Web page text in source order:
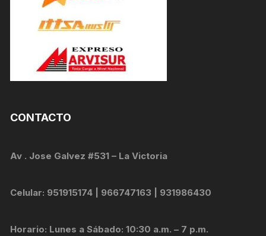
CONTACTO
Av . Jose Galvez #531 – La Victoria
Celular: 951915174 | 966747163 | 931986430
Horario: Lunes a Sábado: 10:30 a.m. – 7 p.m.